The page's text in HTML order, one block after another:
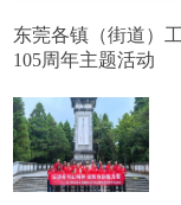
东莞各镇（街道）
105周年主题活动